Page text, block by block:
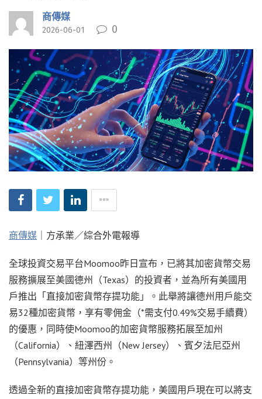
商傳媒
2026-06-01 0
商傳媒 ｜方承業／綜合外電報導
全球投資交易平台Moomoo昨日宣布，已將其加密貨幣交易
服務擴展至美國德州（Texas）的投資者，並為所有美國用
戶推出「直接加密貨幣存提功能」。此舉將讓德州用戶能交
易32種加密貨幣，享有零佣金（*需支付0.49%交易手續費）
的優惠，同時使Moomoo的加密貨幣服務拓展至加州
（California）、紐澤西州（New Jersey）、賓夕法尼亞州
（Pennsylvania）等州份。
透過全新的直接加密貨幣存提功能，美國用戶現在可以將支